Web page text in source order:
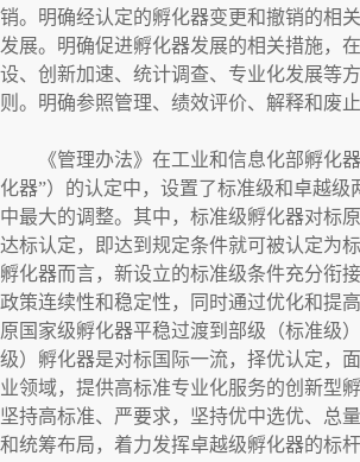
销。明确经认定的孵化器变更和撤销的相
发展。明确促进孵化器发展的相关措施，
设、创新加速、统计调查、专业化发展等
则。明确参照管理、绩效评价、解释和废止
《管理办法》在工业和信息化部孵化器
化器”）的认定中，设置了标准级和卓越级
中最大的调整。其中，标准级孵化器对标
达标认定，即达到规定条件就可被认定为
孵化器而言，新设立的标准级条件充分衔
政策连续性和稳定性，同时通过优化和提
原国家级孵化器平稳过渡到部级（标准级
级）孵化器是对标国际一流，择优认定，
业领域，提供高标准专业化服务的创新型
坚持高标准、严要求，坚持优中选优、总
和统筹布局，着力发挥卓越级孵化器的标